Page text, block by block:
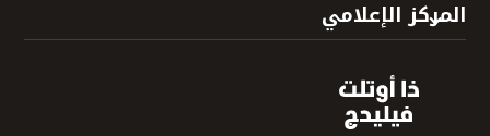
المركز الإعلامي